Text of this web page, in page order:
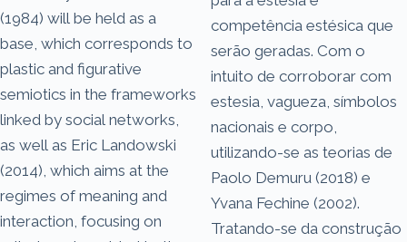
(1984) will be held as a
base, which corresponds to
plastic and figurative
semiotics in the frameworks
linked by social networks,
as well as Eric Landowski
(2014), which aims at the
regimes of meaning and
interaction, focusing on
competência estésica que
serão geradas. Com o
intuito de corroborar com
estesia, vagueza, símbolos
nacionais e corpo,
utilizando-se as teorias de
Paolo Demuru (2018) e
Yvana Fechine (2002).
Tratando-se da construção